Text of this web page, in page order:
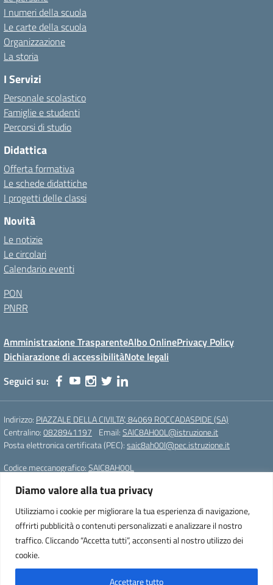
Diamo valore alla tua privacy
Utilizziamo i cookie per migliorare la tua esperienza di navigazione,
offrirti pubblicità o contenuti personalizzati e analizzare il nostro
traffico. Cliccando “Accetta tutti”, acconsenti al nostro utilizzo dei
cookie.
Accettare tutto
I numeri della scuola
Le carte della scuola
Organizzazione
La storia
I Servizi
Personale scolastico
Famiglie e studenti
Percorsi di studio
Didattica
Offerta formativa
Le schede didattiche
I progetti delle classi
Novità
Le notizie
Le circolari
Calendario eventi
PON
PNRR
Amministrazione TrasparenteAlbo OnlinePrivacy Policy
Dichiarazione di accessibilitàNote legali
Seguici su:
Indirizzo: PIAZZALE DELLA CIVILTA', 84069 ROCCADASPIDE (SA)
Centralino:0828941197 Email:SAIC8AH00L@istruzione.it
Posta elettronica certificata (PEC):saic8ah00l@pec.istruzione.it
Codice meccanografico:SAIC8AH00L
Istituto Comprensivo Statale di Roccadaspide (SA)
PIAZZALE DELLA CIVILTA', 84069 ROCCADASPIDE (SA)
Tel. 0828941197 – Fax. 0828941197
e-mail: SAIC8AH00L@istruzione.it
pec: saic8ah00l@pec.istruzione.it